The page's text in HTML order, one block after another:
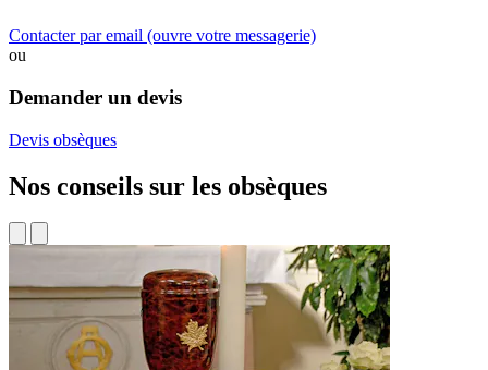
Contacter par email (ouvre votre messagerie)
ou
Demander un devis
Devis obsèques
Nos conseils sur les obsèques